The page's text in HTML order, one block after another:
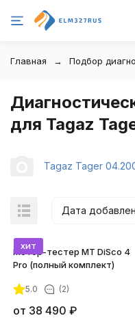
Главная Подбор
для Tagaz
Tagaz Tager
Дата
хит
Мотор-тестер MT DiSco 4
Pro (полный комплект)
5.0 (2)
от 38 490 ₽